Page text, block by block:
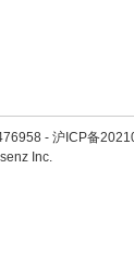
- 沪ICP备
Inc.